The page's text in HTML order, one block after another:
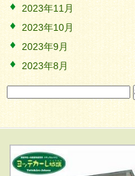
2023年11月
2023年10月
2023年9月
2023年8月
検
索: